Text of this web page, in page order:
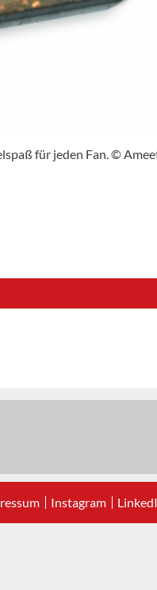
für jeden Fan. ©
Instagram